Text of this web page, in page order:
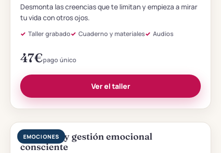
Desmonta las creencias que te limitan y empieza a mirar
tu vida con otros ojos.
Taller grabado Cuaderno y materiales Audios
47€pago único
Ver el taller
EMOCIONES
Coaching y gestión emocional
consciente